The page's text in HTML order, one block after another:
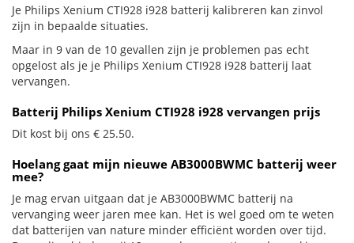
Je Philips Xenium CTI928 i928 batterij kalibreren kan zinvol
zijn in bepaalde situaties.
Maar in 9 van de 10 gevallen zijn je problemen pas echt
opgelost als je je Philips Xenium CTI928 i928 batterij laat
vervangen.
Batterij Philips Xenium CTI928 i928 vervangen prijs
Dit kost bij ons € 25.50.
Hoelang gaat mijn nieuwe AB3000BWMC batterij weer
mee?
Je mag ervan uitgaan dat je AB3000BWMC batterij na
vervanging weer jaren mee kan. Het is wel goed om te weten
dat batterijen van nature minder efficiënt worden over tijd.